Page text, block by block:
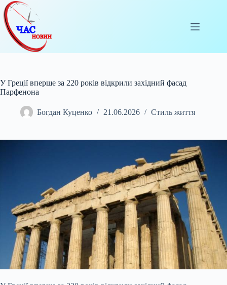
Перейти
до
вмісту
У Греції вперше за 220 років відкрили західний фасад
Парфенона
Богдан Куценко 21.06.2026 Стиль життя